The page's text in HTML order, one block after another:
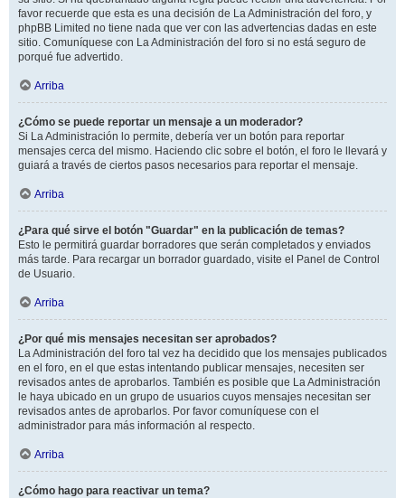
favor recuerde que esta es una decisión de La Administración del foro, y
phpBB Limited no tiene nada que ver con las advertencias dadas en este
sitio. Comuníquese con La Administración del foro si no está seguro de
porqué fue advertido.
Arriba
¿Cómo se puede reportar un mensaje a un moderador?
Si La Administración lo permite, debería ver un botón para reportar
mensajes cerca del mismo. Haciendo clic sobre el botón, el foro le llevará y
guiará a través de ciertos pasos necesarios para reportar el mensaje.
Arriba
¿Para qué sirve el botón "Guardar" en la publicación de temas?
Esto le permitirá guardar borradores que serán completados y enviados
más tarde. Para recargar un borrador guardado, visite el Panel de Control
de Usuario.
Arriba
¿Por qué mis mensajes necesitan ser aprobados?
La Administración del foro tal vez ha decidido que los mensajes publicados
en el foro, en el que estas intentando publicar mensajes, necesiten ser
revisados antes de aprobarlos. También es posible que La Administración
le haya ubicado en un grupo de usuarios cuyos mensajes necesitan ser
revisados antes de aprobarlos. Por favor comuníquese con el
administrador para más información al respecto.
Arriba
¿Cómo hago para reactivar un tema?